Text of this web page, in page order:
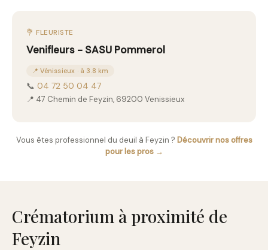
💐 FLEURISTE
Venifleurs - SASU Pommerol
📍 Vénissieux · à 3.8 km
📞 04 72 50 04 47
📍 47 Chemin de Feyzin, 69200 Venissieux
Vous êtes professionnel du deuil à Feyzin ? Découvrir nos offres
pour les pros →
Crématorium à proximité de
Feyzin